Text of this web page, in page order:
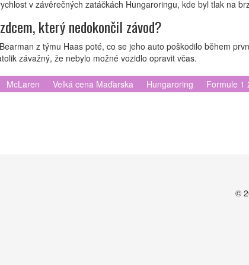
v závěrečných zatáčkách Hungaroringu, kde byl tlak na
který nedokončil závod?
z týmu Haas poté, co se jeho auto poškodilo během
závažný, že nebylo možné vozidlo opravit včas.
McLaren Velká cena Maďarska Hungaroring Formule 1
©